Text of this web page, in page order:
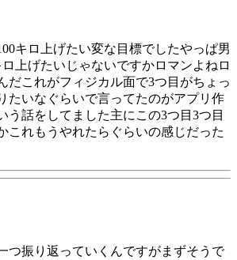
キロ上げたい変な目標でしたやっぱ男
上げたいじゃないですかロマンよねロ
だこれがフィジカル面で3つ目がちょっ
たいなぐらいで言ってたのがアプリ作
う話をしてました主にこの3つ目3つ目
これもうやれたらぐらいの感じだった
つ振り返っていくんですがまずそうで